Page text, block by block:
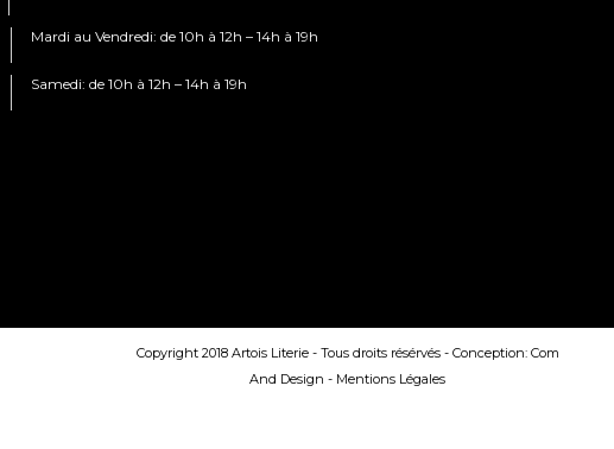
Mardi au Vendredi: de 10h à 12h – 14h à 19h
Samedi: de 10h à 12h – 14h à 19h
Copyright 2018 Artois Literie - Tous droits résérvés - Conception: Com
And Design - Mentions Légales